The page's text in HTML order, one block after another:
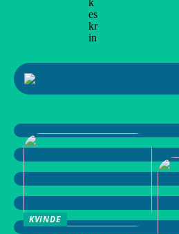
k
es
kr
in
KVINDE